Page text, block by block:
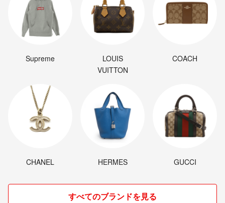
Supreme
LOUIS
VUITTON
COACH
CHANEL HERMES GUCCI
すべてのブランドを見る